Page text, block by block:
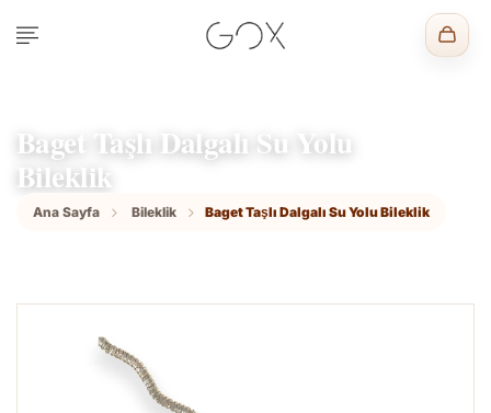
Baget Taşlı Dalgalı Su Yolu
Bileklik
Ana Sayfa Bileklik Baget Taşlı Dalgalı Su Yolu Bileklik